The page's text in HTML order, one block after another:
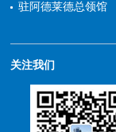
驻阿德莱德总领馆
关注我们